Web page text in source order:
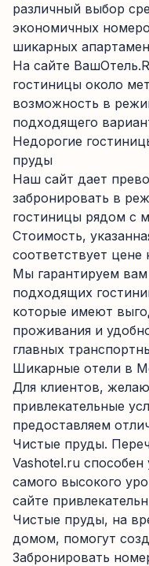
различный выбор
экономичных
шикарных
На сайте
гостиницы около
возможность в
подходящего
Недорогие
пруды
Наш сайт дает
забронировать в
гостиницы рядом с
Стоимость,
соответствует цене
Мы гарантируем
подходящих
которые имеют
проживания и
главных
Шикарные отели в
Для клиентов,
привлекательные
предоставляем
Чистые пруды.
Vashotel.ru
самого высокого
сайте
Чистые пруды, на
домом, помогут
Забронировать